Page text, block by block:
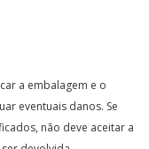
a embalagem e o
eventuais danos. Se
não deve aceitar a